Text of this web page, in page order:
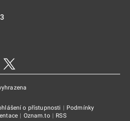
nové kartě
na nové kartě
se otevře na nové kartě
Odkaz se otevře na nové kartě
o přístupnosti | Podmínky
| Oznam.to | RSS